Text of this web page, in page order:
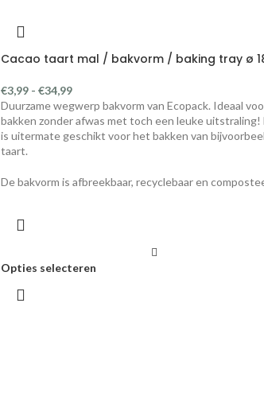
Cacao taart mal / bakvorm / baking tray ø
€3,99 - €34,99
Duurzame wegwerp bakvorm van Ecopack. Ideaal
bakken zonder afwas met toch een leuke uitstraling!
is uitermate geschikt voor het bakken van
taart.
De bakvorm is afbreekbaar, recyclebaar en
Opties selecteren